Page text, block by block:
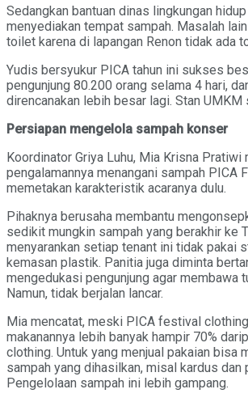
Sedangkan bantuan dinas lingkungan
menyediakan tempat sampah. Masalah
toilet karena di lapangan Renon tidak ada
Yudis bersyukur PICA tahun ini sukses
pengunjung 80.200 orang selama 4 hari,
direncanakan lebih besar lagi. Stan UMKM
Persiapan mengelola sampah konser
Koordinator Griya Luhu, Mia Krisna Pratiwi
pengalamannya menangani sampah PICA
memetakan karakteristik acaranya dulu.
Pihaknya berusaha membantu
sedikit mungkin sampah yang berakhir ke
menyarankan setiap tenant ini tidak pakai
kemasan plastik. Panitia juga diminta
mengedukasi pengunjung agar membawa
Namun, tidak berjalan lancar.
Mia mencatat, meski PICA festival
makanannya lebih banyak hampir 70%
clothing. Untuk yang menjual pakaian bisa
sampah yang dihasilkan, misal kardus dan
Pengelolaan sampah ini lebih gampang.